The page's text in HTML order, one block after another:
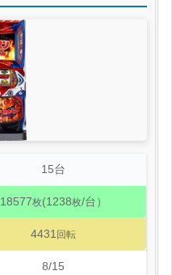
15台
18577枚(1238枚/台）
4431 回転
8/15